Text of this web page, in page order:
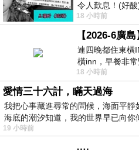
令人歎息！(好
復...，每天跪鍵
18 小時前
連四晚都住東橫
橫inn，早餐非
看到工作人員拿
18 小時前
愛情三十六計，瞞天過海
我把心事藏進尋常的問候，海面平
海底的潮汐知道，我的世界早已向你
19 小時前
….